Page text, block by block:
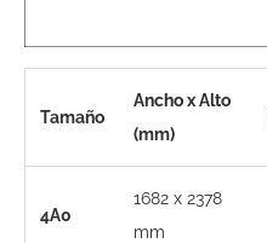
Tamaño
Ancho x Alto
(mm)
4A0
1682 x 2378
mm